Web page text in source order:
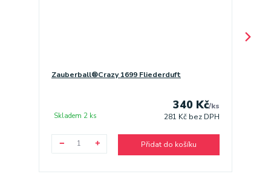
Zauberball®Crazy 1699 Fliederduft
340 Kč/ks
281 Kč bez DPH
Skladem 2 ks
Přidat do košíku